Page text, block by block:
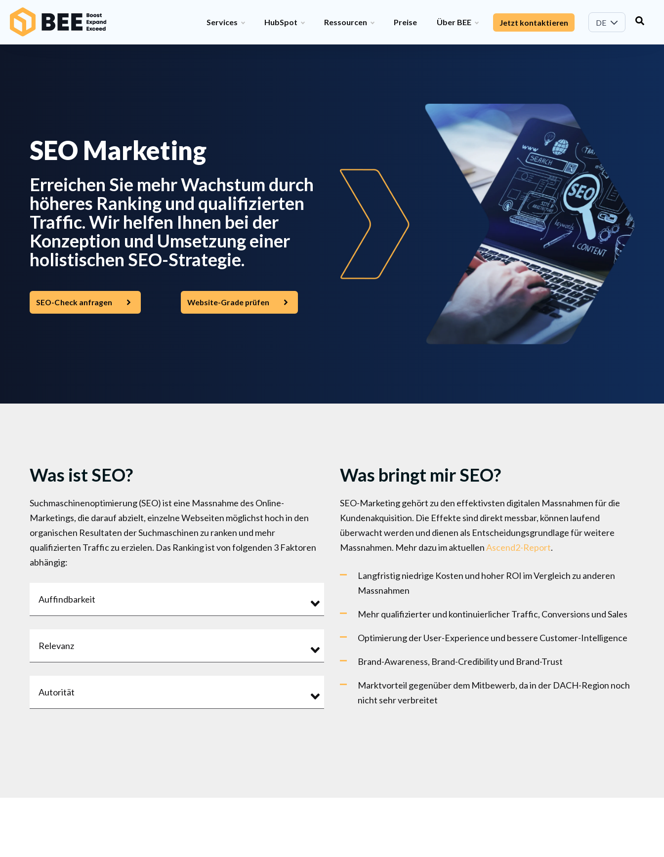
Services HubSpot Ressourcen Preise Über BEE Jetzt kontaktieren DE
SEO Marketing
Erreichen Sie mehr Wachstum durch
höheres Ranking und qualifizierten
Traffic. Wir helfen Ihnen bei der
Konzeption und Umsetzung einer
holistischen SEO-Strategie.
SEO-Check anfragen Website-Grade prüfen
Was ist SEO?
Suchmaschinenoptimierung (SEO) ist eine Massnahme des Online-
Marketings, die darauf abzielt, einzelne Webseiten möglichst hoch in den
organischen Resultaten der Suchmaschinen zu ranken und mehr
qualifizierten Traffic zu erzielen. Das Ranking ist von folgenden 3 Faktoren
abhängig:
Auffindbarkeit
Relevanz
Autorität
Was bringt mir SEO?
SEO-Marketing gehört zu den effektivsten digitalen Massnahmen für die
Kundenakquisition. Die Effekte sind direkt messbar, können laufend
überwacht werden und dienen als Entscheidungsgrundlage für weitere
Massnahmen. Mehr dazu im aktuellenAscend2-Report.
Langfristig niedrige Kosten und hoher ROI im Vergleich zu anderen
Massnahmen
Mehr qualifizierter und kontinuierlicher Traffic, Conversions und Sales
Optimierung der User-Experience und bessere Customer-Intelligence
Brand-Awareness, Brand-Credibility und Brand-Trust
Marktvorteil gegenüber dem Mitbewerb, da in der DACH-Region noch
nicht sehr verbreitet